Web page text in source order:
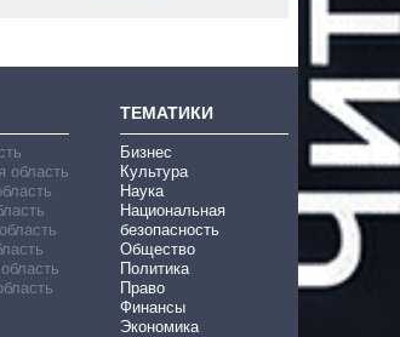
область
ТЕМАТИКИ
Бизнес
Культура
Наука
Национальная
безопасность
Общество
Политика
Право
Финансы
Экономика